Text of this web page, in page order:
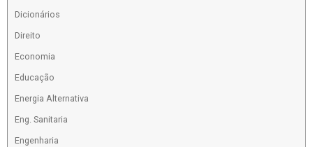
Dicionários
Direito
Economia
Educação
Energia Alternativa
Eng. Sanitaria
Engenharia